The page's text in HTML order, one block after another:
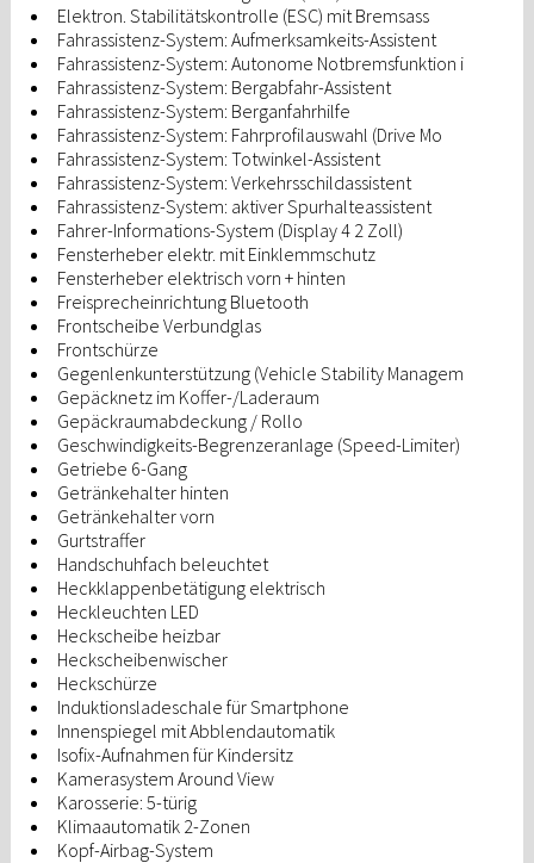
Elektron. Stabilitätskontrolle (ESC) mit Bremsass
Fahrassistenz-System: Aufmerksamkeits-Assistent
Fahrassistenz-System: Autonome Notbremsfunktion i
Fahrassistenz-System: Bergabfahr-Assistent
Fahrassistenz-System: Berganfahrhilfe
Fahrassistenz-System: Fahrprofilauswahl (Drive Mo
Fahrassistenz-System: Totwinkel-Assistent
Fahrassistenz-System: Verkehrsschildassistent
Fahrassistenz-System: aktiver Spurhalteassistent
Fahrer-Informations-System (Display 4 2 Zoll)
Fensterheber elektr. mit Einklemmschutz
Fensterheber elektrisch vorn + hinten
Freisprecheinrichtung Bluetooth
Frontscheibe Verbundglas
Frontschürze
Gegenlenkunterstützung (Vehicle Stability Managem
Gepäcknetz im Koffer-/Laderaum
Gepäckraumabdeckung / Rollo
Geschwindigkeits-Begrenzeranlage (Speed-Limiter)
Getriebe 6-Gang
Getränkehalter hinten
Getränkehalter vorn
Gurtstraffer
Handschuhfach beleuchtet
Heckklappenbetätigung elektrisch
Heckleuchten LED
Heckscheibe heizbar
Heckscheibenwischer
Heckschürze
Induktionsladeschale für Smartphone
Innenspiegel mit Abblendautomatik
Isofix-Aufnahmen für Kindersitz
Kamerasystem Around View
Karosserie: 5-türig
Klimaautomatik 2-Zonen
Kopf-Airbag-System